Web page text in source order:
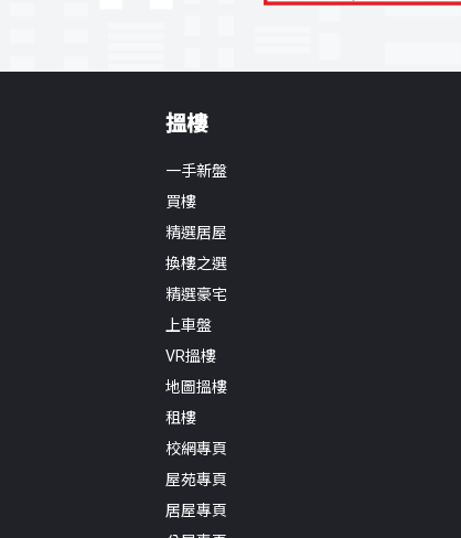
搵樓
一手新盤
買樓
精選居屋
換樓之選
精選豪宅
上車盤
VR搵樓
地圖搵樓
租樓
校網專頁
屋苑專頁
居屋專頁